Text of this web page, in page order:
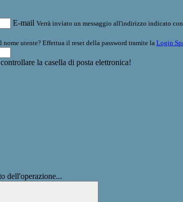
E-mail Verrà inviato un messaggio all'indirizzo indicato
nome utente? Effettua il reset della password tramite la Login
la casella di posta elettronica!
dell'operazione...